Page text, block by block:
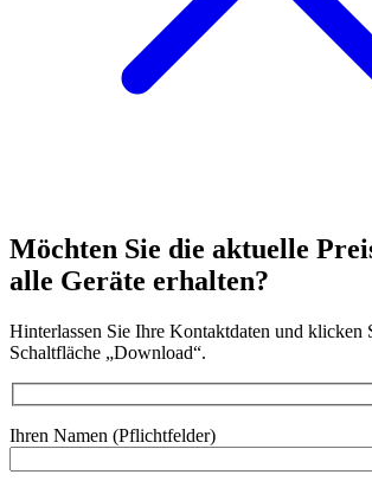
Möchten Sie die aktuelle
alle Geräte erhalten?
Hinterlassen Sie Ihre Kontaktdaten und klicken
Schaltfläche „Download“.
Ihren Namen (Pflichtfelder)